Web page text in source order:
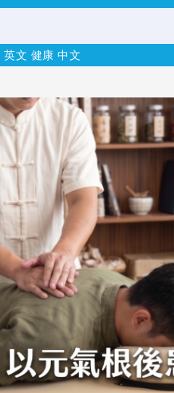
英文 健康 中文